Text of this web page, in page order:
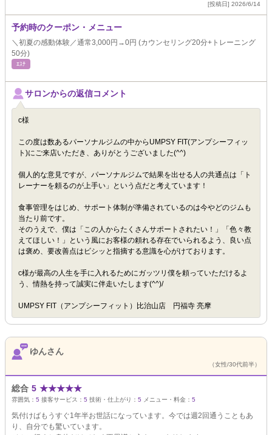
[投稿日] 2026/6/14
予約時のクーポン・メニュー
＼初夏の感動体験／通常3,000円→0円 (カウンセリング20分+トレーニング
50分)
ｴｽﾃ
サロンからの返信コメント
c様
この度は数あるパーソナルジムの中からUMPSY FIT(アンプシーフィッ
ト)にご来店いただき、ありがとうございました(^^)
個人的な意見ですが、パーソナルジムで結果を出せる人の共通点は「ト
レーナーを頼るのが上手い」という点だと考えています！
食事管理をはじめ、サポート体制が準備されているのは今やどのジムも
当たり前です。
そのうえで、僕は「この人からたくさんサポートされたい！」「色々教
えてほしい！」という風にお客様の頼れる存在でいられるよう、良い点
は褒め、要改善点はビシッと指摘する意識を心がけております。
c様が最高の人生を手に入れるためにガッツリ僕を頼っていただけるよ
う、情熱を持って誠実に伴走いたします(^^)/
UMPSY FIT（アンプシーフィット）比治山店 円福寺 亮摩
ゆんさん
（女性/30代前半）
総合 5 ★★★★★
雰囲気： 5 接客サービス： 5 技術・仕上がり： 5 メニュー・料金： 5
気付けばもうすぐ1年半お世話になっています。今では週2回通うこともあ
り、自分でも驚いています。